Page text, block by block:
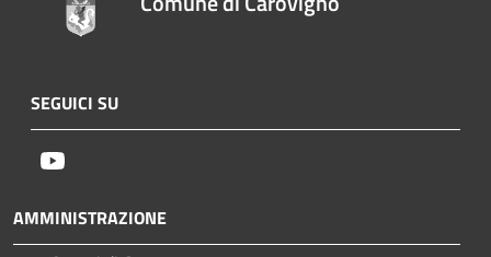
SEGUICI SU
AMMINISTRAZIONE